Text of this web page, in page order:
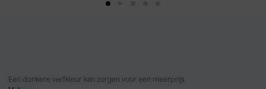
Een donkere verfkleur kan zorgen voor een meerprijs.